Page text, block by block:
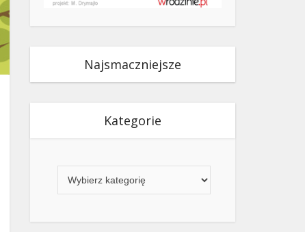
Najsmaczniejsze
Kategorie